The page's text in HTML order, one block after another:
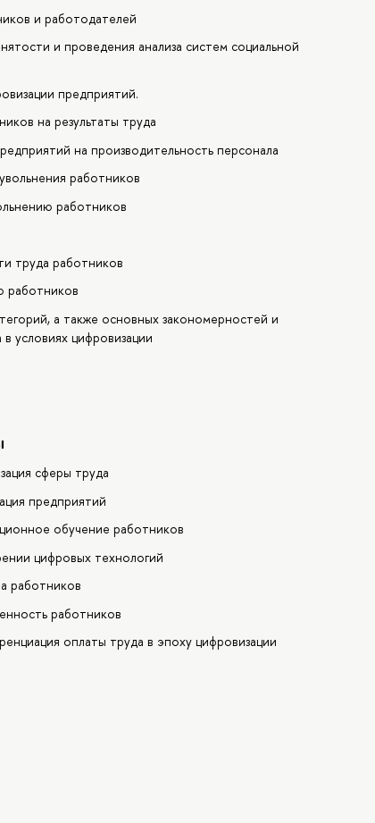
и работодателей
и проведения анализа систем социальной
предприятий.
на результаты труда
на производительность персонала
работников
работников
труда работников
работников
а также основных закономерностей и
условиях цифровизации
сферы труда
предприятий
обучение работников
цифровых технологий
работников
работников
оплаты труда в эпоху цифровизации